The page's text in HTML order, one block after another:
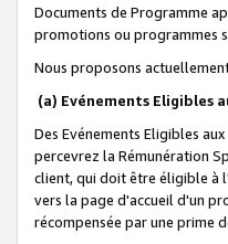
Documents de Programme
promotions ou programmes
Nous proposons
(a) Evénements Eligibles
Des Evénements Eligibles
percevrez la Rémunération
client, qui doit être éligible à
vers la page d'accueil d'un
récompensée par une prime